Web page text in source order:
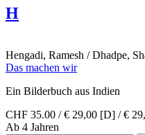
H
Hengadi, Ramesh / Dhadpe,
Das machen wir
Ein Bilderbuch aus Indien
CHF 35.00 / € 29,00 [D] / €
Ab 4 Jahren